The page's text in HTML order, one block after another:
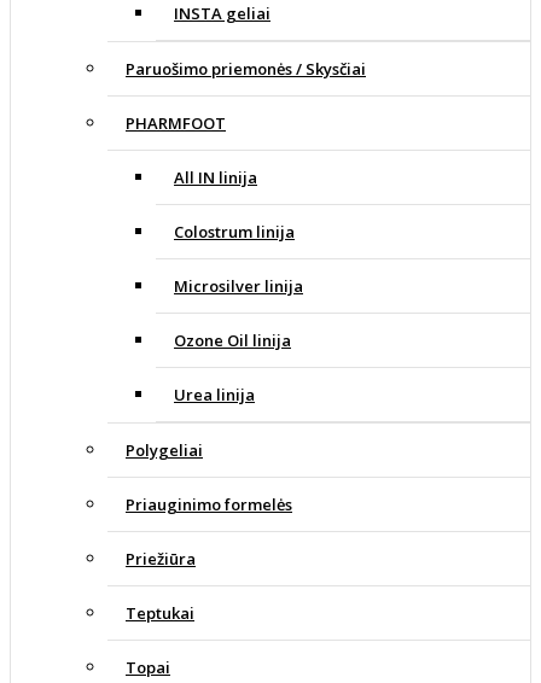
INSTA geliai
Paruošimo priemonės / Skysčiai
PHARMFOOT
All IN linija
Colostrum linija
Microsilver linija
Ozone Oil linija
Urea linija
Polygeliai
Priauginimo formelės
Priežiūra
Teptukai
Topai